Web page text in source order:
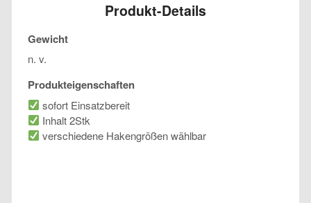
Produkt-Details
Gewicht
n. v.
Produkteigenschaften
sofort Einsatzbereit
Inhalt 2Stk
verschiedene Hakengrößen wählbar